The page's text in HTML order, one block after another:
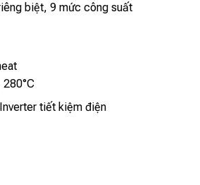
biệt, 9 mức công suất
tiết kiệm điện